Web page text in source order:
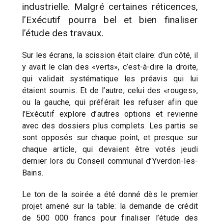
industrielle. Malgré certaines réticences,
l’Exécutif pourra bel et bien finaliser
l’étude des travaux.
Sur les écrans, la scission était claire: d’un côté, il
y avait le clan des «verts», c’est-à-dire la droite,
qui validait systématique les préavis qui lui
étaient soumis. Et de l’autre, celui des «rouges»,
ou la gauche, qui préférait les refuser afin que
l’Exécutif explore d’autres options et revienne
avec des dossiers plus complets. Les partis se
sont opposés sur chaque point, et presque sur
chaque article, qui devaient être votés jeudi
dernier lors du Conseil communal d’Yverdon-les-
Bains.
Le ton de la soirée a été donné dès le premier
projet amené sur la table: la demande de crédit
de 500 000 francs pour finaliser l’étude des